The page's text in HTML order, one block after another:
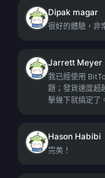
Dipak magar
很好的體驗，非
Jarrett Meyer
我已經使用
題；發貨速度超
擊幾下就搞定了
Hason Habibi
完美！